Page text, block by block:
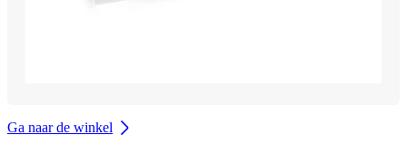
Ga naar de winkel